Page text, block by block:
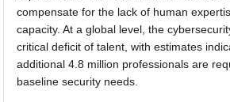
compensate for the lack of human
capacity. At a global level, the
critical deficit of talent, with estimates
additional 4.8 million professionals are
baseline security needs.